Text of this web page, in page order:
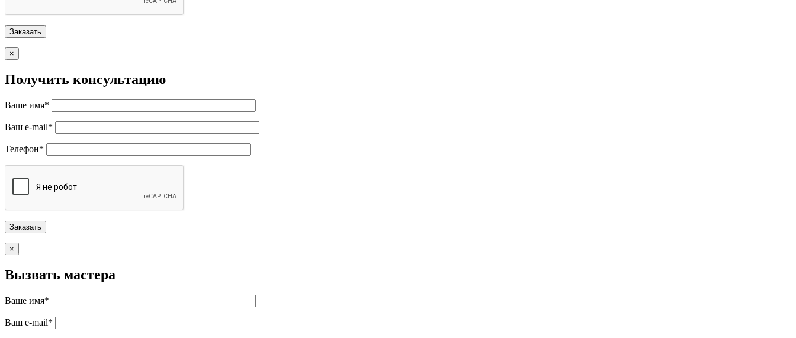
×
Получить консультацию
Ваше имя*
Ваш e-mail*
Телефон*
×
Вызвать мастера
Ваше имя*
Ваш e-mail*